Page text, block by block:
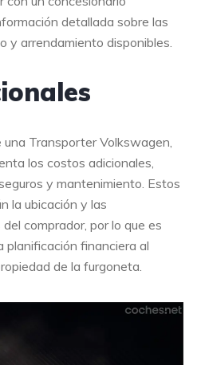
detallada sobre las
y arrendamiento disponibles.
Transporter Volkswagen,
los costos adicionales,
y mantenimiento. Estos
la ubicación y las
comprador, por lo que es
planificación financiera al
de la furgoneta.